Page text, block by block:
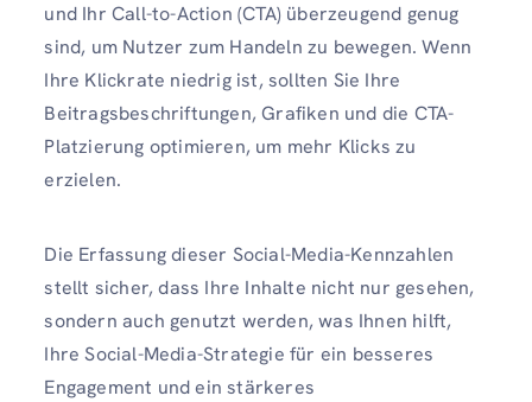
und Ihr Call-to-Action (CTA) überzeugend genug
sind, um Nutzer zum Handeln zu bewegen. Wenn
Ihre Klickrate niedrig ist, sollten Sie Ihre
Beitragsbeschriftungen, Grafiken und die CTA-
Platzierung optimieren, um mehr Klicks zu
erzielen.
Die Erfassung dieser Social-Media-Kennzahlen
stellt sicher, dass Ihre Inhalte nicht nur gesehen,
sondern auch genutzt werden, was Ihnen hilft,
Ihre Social-Media-Strategie für ein besseres
Engagement und ein stärkeres